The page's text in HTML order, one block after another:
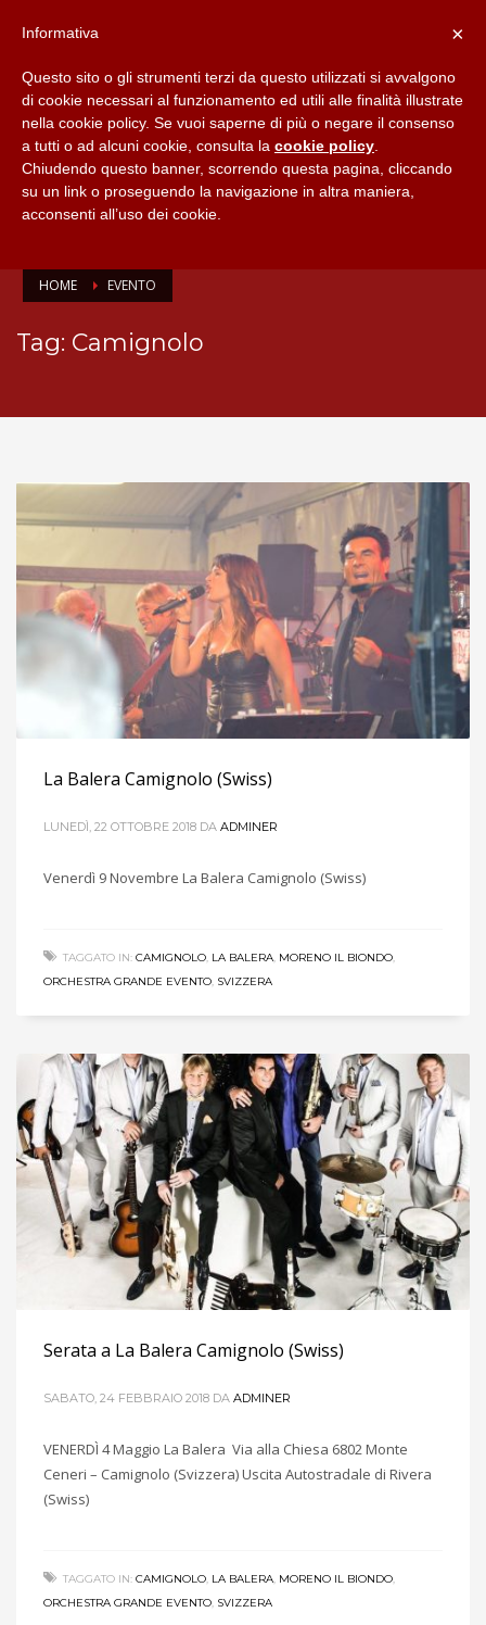
HOME EVENTO
Tag: Camignolo
La Balera Camignolo (Swiss)
LUNEDÌ, 22 OTTOBRE 2018 DA ADMINER
Venerdì 9 Novembre La Balera Camignolo (Swiss)
TAGGATO IN: CAMIGNOLO, LA BALERA, MORENO IL BIONDO,
ORCHESTRA GRANDE EVENTO, SVIZZERA
Serata a La Balera Camignolo (Swiss)
SABATO, 24 FEBBRAIO 2018 DA ADMINER
VENERDÌ 4 Maggio La Balera Via alla Chiesa 6802 Monte
Ceneri – Camignolo (Svizzera) Uscita Autostradale di Rivera
(Swiss)
TAGGATO IN: CAMIGNOLO, LA BALERA, MORENO IL BIONDO,
ORCHESTRA GRANDE EVENTO, SVIZZERA
×
Informativa
Questo sito o gli strumenti terzi da questo utilizzati si avvalgono
di cookie necessari al funzionamento ed utili alle finalità illustrate
nella cookie policy. Se vuoi saperne di più o negare il consenso
a tutti o ad alcuni cookie, consulta la cookie policy
Chiudendo questo banner, scorrendo questa pagina, cliccando
su un link o proseguendo la navigazione in altra maniera,
acconsenti all’uso dei cookie.